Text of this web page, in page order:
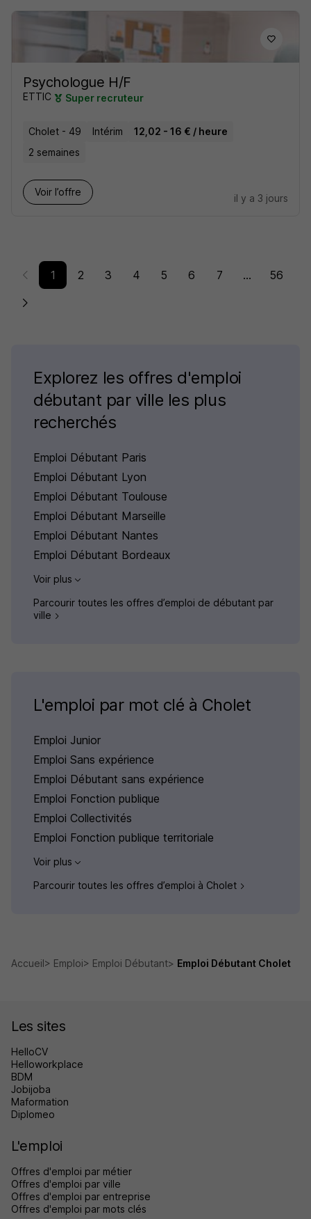
Psychologue H/F
ETTIC Super recruteur
Cholet - 49 Intérim
12,02 - 16 € / heure
2 semaines
Voir l’offre
il y a 3 jours
1 2 3 4 5 6 7 ... 56
Explorez les offres d'emploi
débutant par ville les plus
recherchés
Emploi Débutant Paris
Emploi Débutant Lyon
Emploi Débutant Toulouse
Emploi Débutant Marseille
Emploi Débutant Nantes
Emploi Débutant Bordeaux
Voir plus
Parcourir toutes les offres d’emploi de débutant par
ville
L'emploi par mot clé à Cholet
Emploi Junior
Emploi Sans expérience
Emploi Débutant sans expérience
Emploi Fonction publique
Emploi Collectivités
Emploi Fonction publique territoriale
Voir plus
Parcourir toutes les offres d’emploi à Cholet
Accueil Emploi Emploi Débutant Emploi Débutant Cholet
Les sites
HelloCV
Helloworkplace
BDM
Jobijoba
Maformation
Diplomeo
L'emploi
Offres d'emploi par métier
Offres d'emploi par ville
Offres d'emploi par entreprise
Offres d'emploi par mots clés